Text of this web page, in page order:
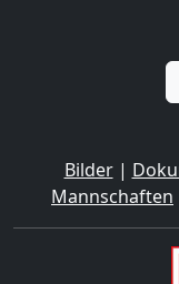
Bilder|
Mannschaften